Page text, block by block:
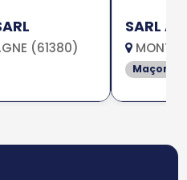
(61380)
SARL
Maçon